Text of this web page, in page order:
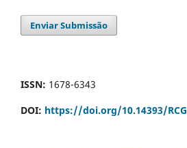
Enviar Submissão
ISSN: 1678-6343
DOI: https://doi.org/10.14393/RCG